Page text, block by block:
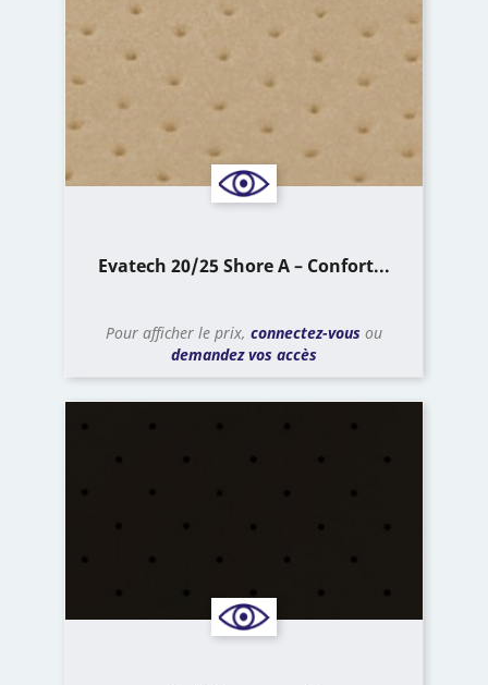
Evatech 20/25 Shore A – Confort...
Pour afficher le prix, connectez-vous ou
demandez vos accès